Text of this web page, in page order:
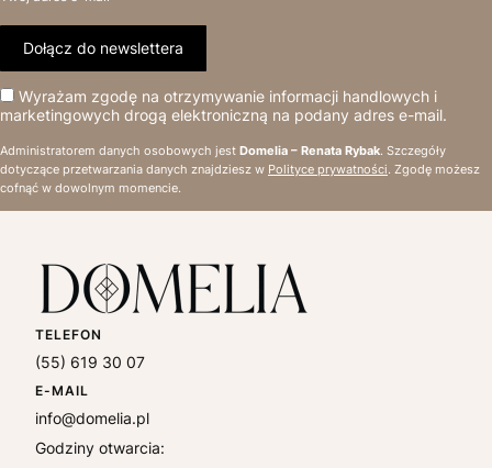
Dołącz do newslettera
Wyrażam zgodę na otrzymywanie informacji handlowych i
marketingowych drogą elektroniczną na podany adres e-mail.
Administratorem danych osobowych jest Domelia – Renata Rybak. Szczegóły
dotyczące przetwarzania danych znajdziesz w Polityce prywatności. Zgodę możesz
cofnąć w dowolnym momencie.
TELEFON
(55) 619 30 07
E-MAIL
info@domelia.pl
Godziny otwarcia: